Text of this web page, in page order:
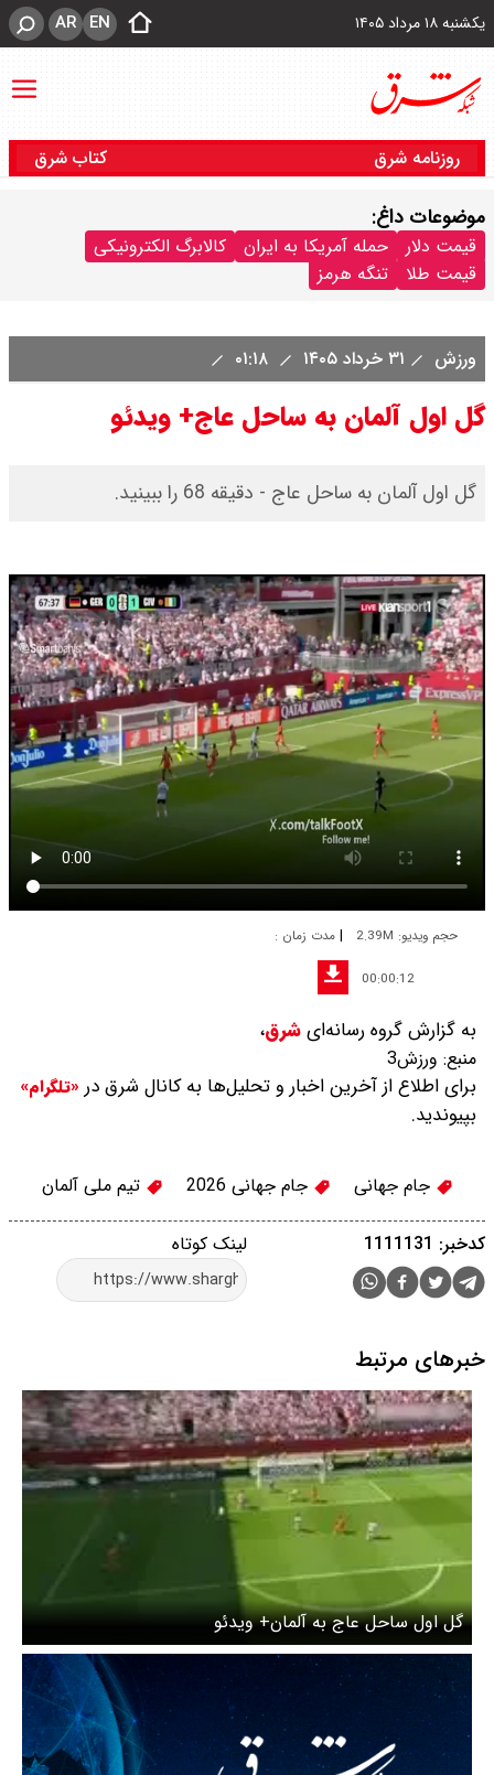
یکشنبه ۱۸ مرداد ۱۴۰۵ EN
AR
روزنامه شرق کتاب شرق
موضوعات داغ:
قیمت دلار حمله آمریکا به ایران
کالابرگ الکترونیکی
قیمت طلا
تنگه هرمز
ورزش ۳۱ خرداد ۱۴۰۵
گل اول آلمان به ساحل عاج+ ویدئو
گل اول آلمان به ساحل عاج - دقیقه 68 را ببینید.
حجم ویدیو: 2.39M | مدت زمان :
00:00:12
به گزارش گروه رسانه‌ایشرق،
منبع: ورزش3
برای اطلاع از آخرین اخبار و تحلیل‌ها به کانال شرق در «تلگرام»
بپیوندید.
جام جهانی جام جهانی 2026 تیم ملی آلمان
لینک کوتاه کدخبر: 1111131
خبرهای مرتبط
گل اول ساحل عاج به آلمان+ ویدئو